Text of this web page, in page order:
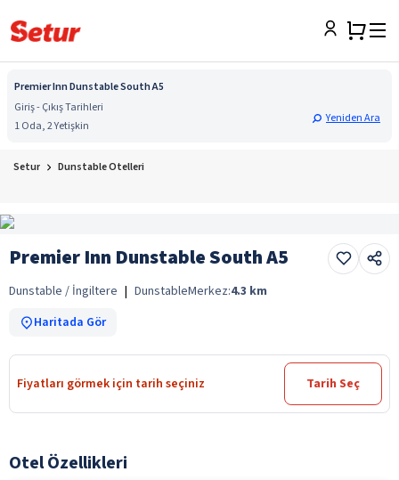
Premier Inn Dunstable South A5
Giriş - Çıkış Tarihleri
1 Oda, 2 Yetişkin
Yeniden Ara
Setur Dunstable Otelleri
Premier Inn Dunstable South A5
Dunstable / İngiltere | DunstableMerkez:4.3 km
Haritada Gör
Fiyatları görmek için tarih seçiniz Tarih Seç
Otel Özellikleri